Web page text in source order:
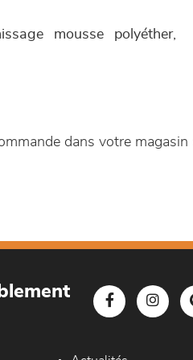
mousse polyéther,
dans votre magasin